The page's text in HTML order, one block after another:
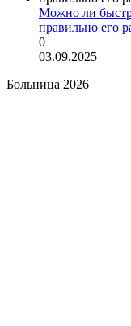
Можно ли
правильно его
0
03.09.2025
Больница 2026